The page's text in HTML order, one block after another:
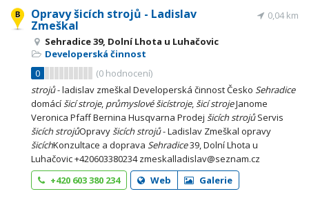
Opravy šicích strojů - Ladislav
Zmeškal
Sehradice 39, Dolní Lhota u Luhačovic
Developerská činnost
0
(0 hodnocení)
0,04 km
strojů- ladislav zmeškal Developerská činnost Česko Sehradice
domácíšicístroje, průmyslovéšicístroje,šicístrojeJanome
Veronica Pfaff Bernina Husqvarna Prodej šicíchstrojůServis
šicíchstrojůOpravyšicíchstrojů- Ladislav Zmeškal opravy
šicíchKonzultace a doprava Sehradice39, Dolní Lhota u
Luhačovic +420603380234 zmeskalladislav@seznam.cz
+420 603 380 234
Web Galerie